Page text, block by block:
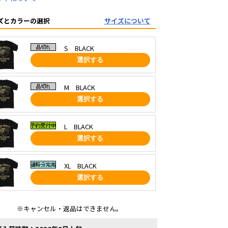
とカラーの選択 サイズについて
S BLACK
選択する
M BLACK
選択する
L BLACK
選択する
XL BLACK
選択する
※キャンセル・返品はできません。